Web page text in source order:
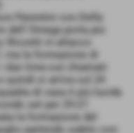
Parentini con Della
dell´Omega porta più
Riccetti in attacco
ma la formazione di
due time-out chiamati
quindi si arriva sul 24
di casa è più lucida
set per 29-27.
la formazione del
partendo subito con